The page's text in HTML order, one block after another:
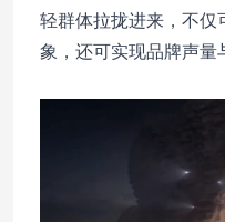
轻群体拉拢进来，不仅
象，还可实现品牌声量